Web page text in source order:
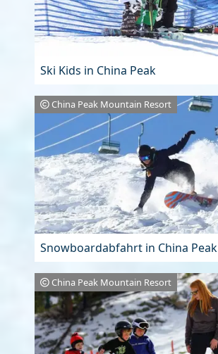
Ski Kids in China Peak
China Peak Mountain Resort
Snowboardabfahrt in China Peak
China Peak Mountain Resort